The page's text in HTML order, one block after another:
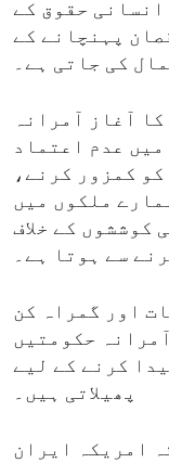
حقوق کے
پہنچانے کے
کی جاتی ہے۔
کا آغاز آمرانہ
عدم اعتماد
کمزور کرنے،
ملکوں میں
کوششوں کے خلاف
سے ہوتا ہے۔
اور گمراہ کن
حکومتیں
کرنے کے لیے
پھیلاتی ہیں۔
امریکہ ایران